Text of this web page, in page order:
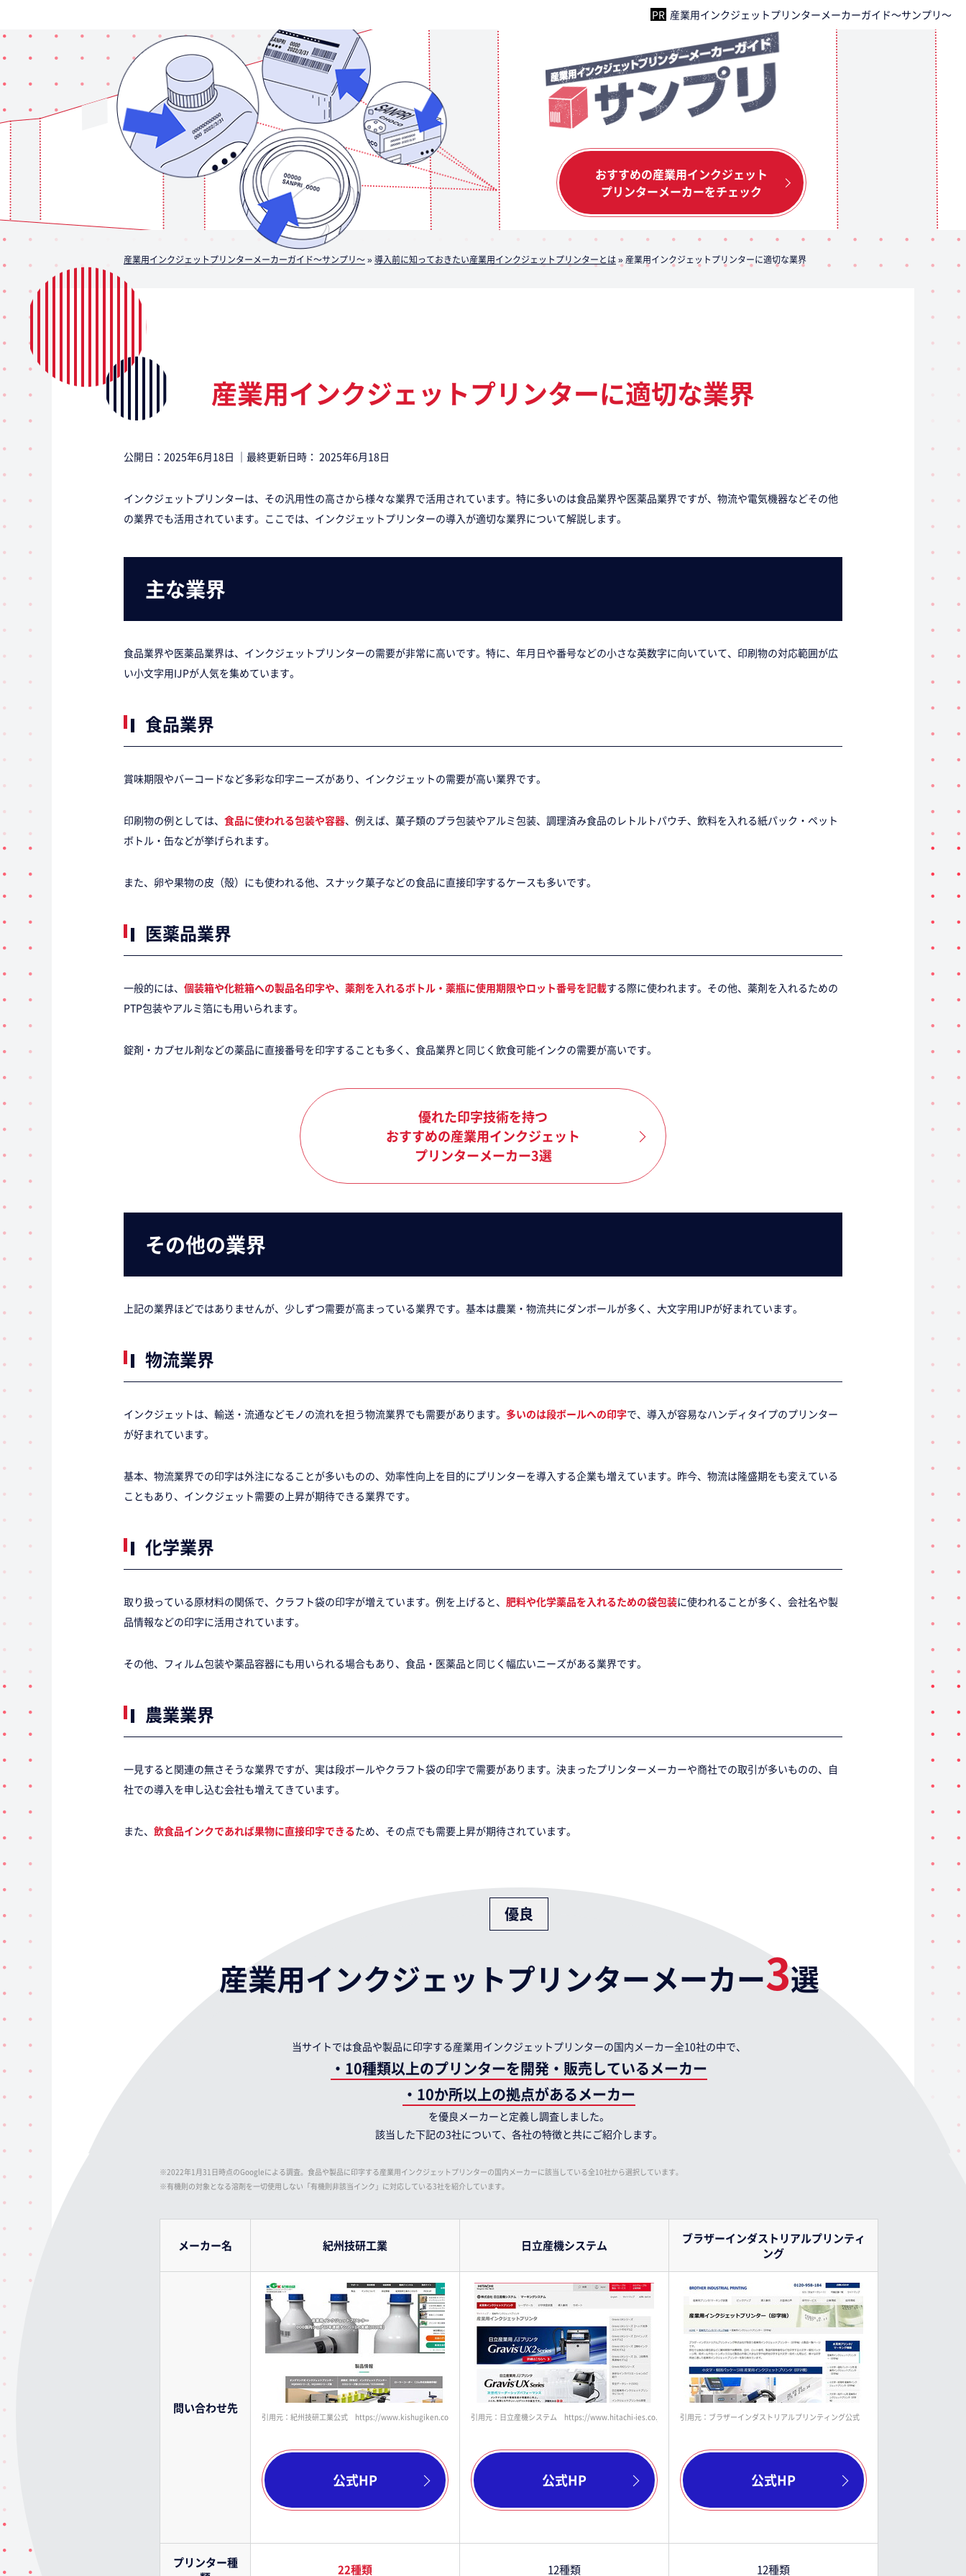
産業用インクジェットプリンターメーカーガイド～サンプリ～
おすすめの産業用インクジェット
プリンターメーカーをチェック
産業用インクジェットプリンターメーカーガイド～サンプリ～»導入前に知っておきたい産業用インクジェットプリンターとは» 産業用インクジェットプリンターに適切な業界
産業用インクジェットプリンターに適切な業界
公開日： 2025年6月18日 ｜最終更新日時： 2025年6月18日
インクジェットプリンターは、その汎用性の高さから様々な業界で活用されています。特に多いのは食品業界や医薬品業界ですが、物流や電気機器などその他
の業界でも活用されています。ここでは、インクジェットプリンターの導入が適切な業界について解説します。
主な業界
食品業界や医薬品業界は、インクジェットプリンターの需要が非常に高いです。特に、年月日や番号などの小さな英数字に向いていて、印刷物の対応範囲が広
い小文字用IJPが人気を集めています。
食品業界
賞味期限やバーコードなど多彩な印字ニーズがあり、インクジェットの需要が高い業界です。
印刷物の例としては、 食品に使われる包装や容器、例えば、菓子類のプラ包装やアルミ包装、調理済み食品のレトルトパウチ、飲料を入れる紙パック・ペット
ボトル・缶などが挙げられます。
また、卵や果物の皮（殻）にも使われる他、スナック菓子などの食品に直接印字するケースも多いです。
医薬品業界
一般的には、 個装箱や化粧箱への製品名印字や、薬剤を入れるボトル・薬瓶に使用期限やロット番号を記載する際に使われます。その他、薬剤を入れるための
PTP包装やアルミ箔にも用いられます。
錠剤・カプセル剤などの薬品に直接番号を印字することも多く、食品業界と同じく飲食可能インクの需要が高いです。
優れた印字技術を持つ
おすすめの産業用インクジェット
プリンターメーカー3選
その他の業界
上記の業界ほどではありませんが、少しずつ需要が高まっている業界です。基本は農業・物流共にダンボールが多く、大文字用IJPが好まれています。
物流業界
インクジェットは、輸送・流通などモノの流れを担う物流業界でも需要があります。 多いのは段ボールへの印字で、導入が容易なハンディタイプのプリンター
が好まれています。
基本、物流業界での印字は外注になることが多いものの、効率性向上を目的にプリンターを導入する企業も増えています。昨今、物流は隆盛期をも変えている
こともあり、インクジェット需要の上昇が期待できる業界です。
化学業界
取り扱っている原材料の関係で、クラフト袋の印字が増えています。例を上げると、 肥料や化学薬品を入れるための袋包装に使われることが多く、会社名や製
品情報などの印字に活用されています。
その他、フィルム包装や薬品容器にも用いられる場合もあり、食品・医薬品と同じく幅広いニーズがある業界です。
農業業界
一見すると関連の無さそうな業界ですが、実は段ボールやクラフト袋の印字で需要があります。決まったプリンターメーカーや商社での取引が多いものの、自
社での導入を申し込む会社も増えてきています。
また、 飲食品インクであれば果物に直接印字できるため、その点でも需要上昇が期待されています。
優良
産業用インクジェットプリンターメーカー3選
当サイトでは食品や製品に印字する産業用インクジェットプリンターの国内メーカー全10社の中で、
・10種類以上のプリンターを開発・販売しているメーカー
・10か所以上の拠点があるメーカー
を優良メーカーと定義し調査しました。
該当した下記の3社について、各社の特徴と共にご紹介します。
※2022年1月31日時点のGoogleによる調査。食品や製品に印字する産業用インクジェットプリンターの国内メーカーに該当している全10社から選択しています。
※有機則の対象となる溶剤を一切使用しない「有機則非該当インク」に対応している3社を紹介しています。
メーカー名 紀州技研工業 日立産機システム ブラザーインダストリアルプリンティ
ング
問い合わせ先
引用元：紀州技研工業公式 https://www.kishugiken.co.jp/
公式HP
引用元：日立産機システム https://www.hitachi-ies.co.jp/products/marking/ijp/
公式HP
引用元：ブラザーインダストリアルプリンティング公式 https://bipj.brother.co.jp/
公式HP
プリンター種
22種類 12種類 12種類